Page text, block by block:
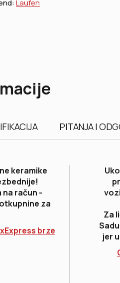
Laufen
PITANJA I
keramike
račun -
za
brze
Za
jer